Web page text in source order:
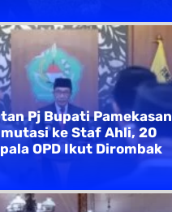
Pj Bupati Pamekasan
ke Staf Ahli, 20
OPD Ikut Dirombak